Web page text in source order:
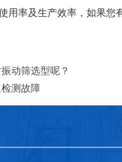
用率及生产效率，如果
动筛选型呢？
测故障